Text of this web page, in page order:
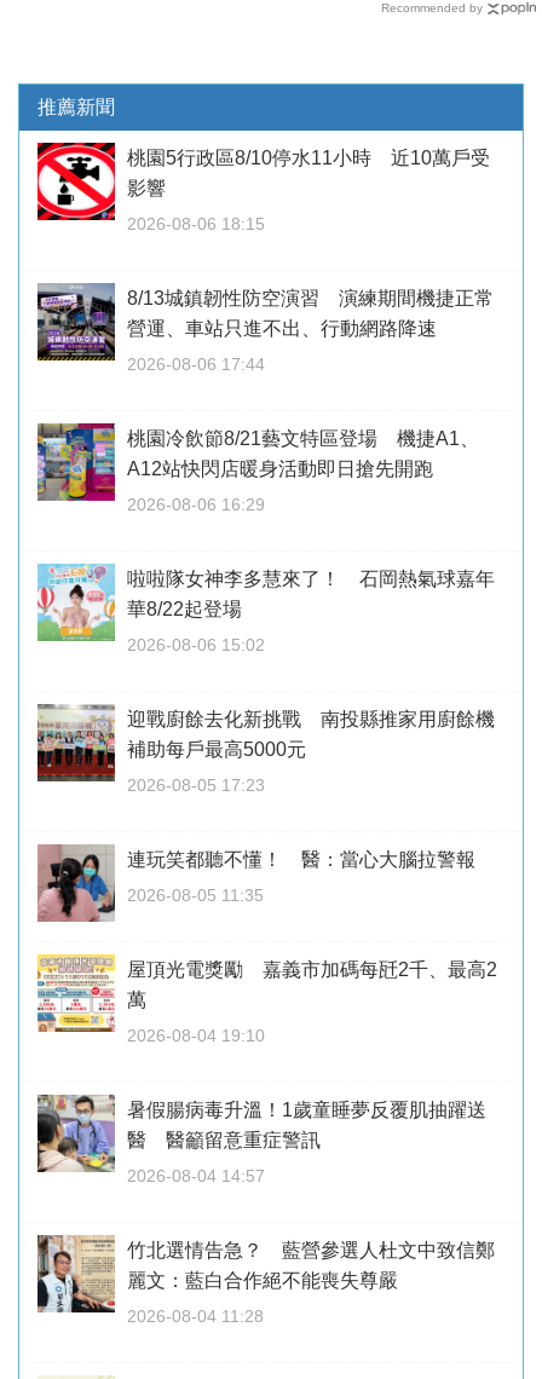
Recommended by
推薦新聞
桃園5行政區8/10停水11小時 近10萬戶受
影響
2026-08-06 18:15
8/13城鎮韌性防空演習 演練期間機捷正常
營運、車站只進不出、行動網路降速
2026-08-06 17:44
桃園冷飲節8/21藝文特區登場 機捷A1、
A12站快閃店暖身活動即日搶先開跑
2026-08-06 16:29
啦啦隊女神李多慧來了！ 石岡熱氣球嘉年
華8/22起登場
2026-08-06 15:02
迎戰廚餘去化新挑戰 南投縣推家用廚餘機
補助每戶最高5000元
2026-08-05 17:23
連玩笑都聽不懂！ 醫：當心大腦拉警報
2026-08-05 11:35
屋頂光電獎勵 嘉義市加碼每瓩2千、最高2
萬
2026-08-04 19:10
暑假腸病毒升溫！1歲童睡夢反覆肌抽躍送
醫 醫籲留意重症警訊
2026-08-04 14:57
竹北選情告急？ 藍營參選人杜文中致信鄭
麗文：藍白合作絕不能喪失尊嚴
2026-08-04 11:28